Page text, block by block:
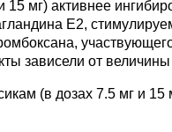
15 мг) активнее
E2,
зависели от
(в дозах 7.5 мг и